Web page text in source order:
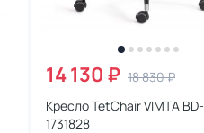
14 130 ₽ 18 830 ₽
Кресло TetChair VIMTA BD-
1731828